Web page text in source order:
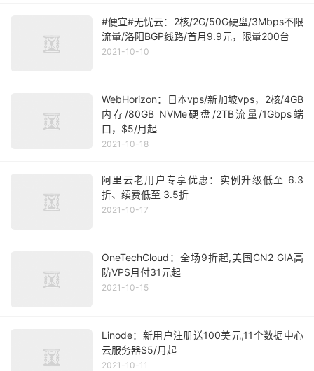
#便宜#无忧云：2核/2G/50G硬盘/3Mbps不限
流量/洛阳BGP线路/首月9.9元，限量200台
2021-10-10
WebHorizon：日本vps/新加坡vps，2核/4GB
内存/80GB NVMe硬盘/2TB流量/1Gbps端
口，$5/月起
2021-10-18
阿里云老用户专享优惠：实例升级低至 6.3
折、续费低至 3.5折
2021-10-17
OneTechCloud：全场9折起,美国CN2 GIA高
防VPS月付31元起
2021-10-15
Linode：新用户注册送100美元,11个数据中心
云服务器$5/月起
2021-10-11